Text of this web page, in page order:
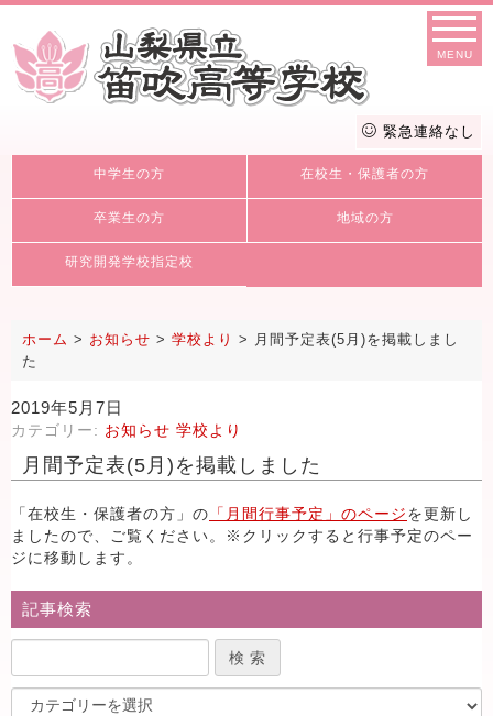
MENU
緊急連絡なし
中学生の方 在校生・保護者の方
卒業生の方 地域の方
研究開発学校指定校
ホーム > お知らせ > 学校より > 月間予定表(5月)を掲載しまし
た
2019年5月7日
カテゴリー: お知らせ 学校より
月間予定表(5月)を掲載しました
「在校生・保護者の方」の 「月間行事予定」のページを更新し
ましたので、ご覧ください。※クリックすると行事予定のペー
ジに移動します。
記事検索